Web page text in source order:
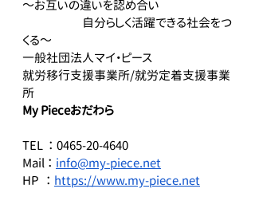
～お互いの違いを認め合い
自分らしく活躍できる社会をつ
くる～
一般社団法人マイ・ピース
就労移行支援事業所/就労定着支援事業
所
My Pieceおだわら
TEL  ： 0465-20-4640
Mail ： info@my-piece.net
HP   ： https://www.my-piece.net